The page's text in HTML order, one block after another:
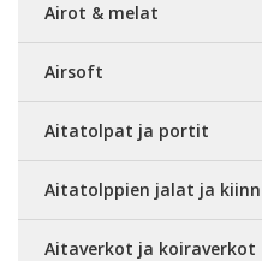
Airot & melat
Airsoft
Aitatolpat ja portit
Aitatolppien jalat ja
Aitaverkot ja koiraverkot